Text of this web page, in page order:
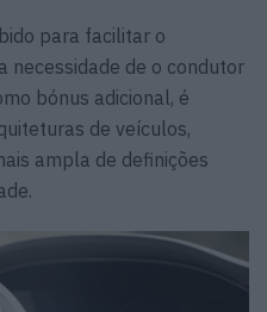
para facilitar o
necessidade de o condutor
bónus adicional, é
de veículos,
ampla de definições